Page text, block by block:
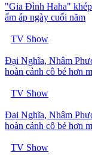
"Gia Đình Haha"
ấm áp ngày cuối năm
TV Show
Đại Nghĩa, Nhâm
hoàn cảnh cô bé hơn
TV Show
Đại Nghĩa, Nhâm
hoàn cảnh cô bé hơn
TV Show